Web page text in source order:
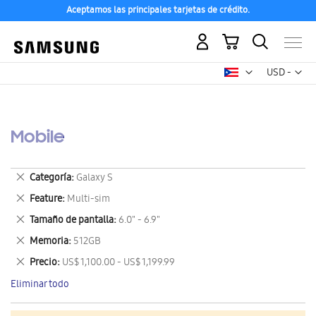
Aceptamos las principales tarjetas de crédito.
USD -
dólar
Mi carrito
Mobile
Categoría Galaxy S
Eliminar
este
artículo
Feature Multi-sim
Eliminar
este
artículo
Tamaño de pantalla 6.0" - 6.9"
Eliminar
este
artículo
Memoria 512GB
Eliminar
este
artículo
Precio US$ 1,100.00 - US$ 1,199.99
Eliminar
este
artículo
Eliminar todo